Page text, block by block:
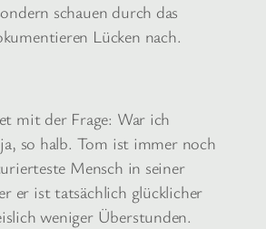
schauen durch das
Lücken nach.
mit der Frage: War ich
so halb. Tom ist immer noch
Mensch in seiner
er ist tatsächlich glücklicher
weniger Überstunden.